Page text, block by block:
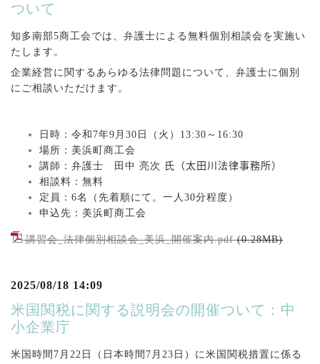
ついて
知多南部5商工会では、弁護士による無料個別相談会を実施い
たします。
企業経営に関するあらゆる法律問題について、弁護士に個別
にご相談いただけます。
日時：令和7年9月30日（火）13:30～16:30
場所：美浜町商工会
講師：弁護士 田中 亮次
氏（太田川法律事務所）
相談料：無料
定員：6名（先着順にて。一人30分程度）
申込先：美浜町商工会
講習会_法律個別相談会_美浜_開催案内.pdf(0.28MB)
2025/08/18 14:09
米国関税に関する説明会の開催ついて：中
小企業庁
米国時間7月22日（日本時間7月23日）に米国関税措置に係る